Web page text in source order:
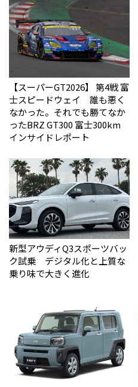
【スーパーGT2026】 第4戦 富
士スピードウェイ 誰も悪く
なかった。それでも勝てなか
った――BRZ GT300 富士300km
インサイドレポート
新型アウディQ3スポーツバッ
ク試乗 デジタル化と上質な
乗り味で大きく進化